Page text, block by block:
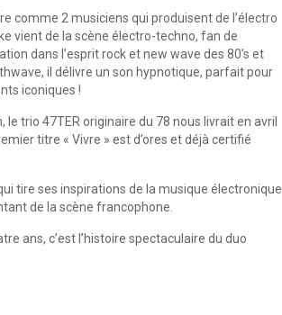
comme 2 musiciens qui produisent de l’électro
vient de la scène électro-techno, fan de
dans l’esprit rock et new wave des 80’s et
il délivre un son hypnotique, parfait pour
iconiques !
trio 47TER originaire du 78 nous livrait en avril
titre « Vivre » est d’ores et déjà certifié
tire ses inspirations de la musique électronique
de la scène francophone.
ans, c’est l’histoire spectaculaire du duo